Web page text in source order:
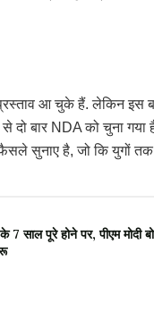
आ चुके हैं. लेकिन इस
दो बार NDA को चुना गया
सुनाए है, जो कि युगों तक
पूरे होने पर, पीएम मोदी